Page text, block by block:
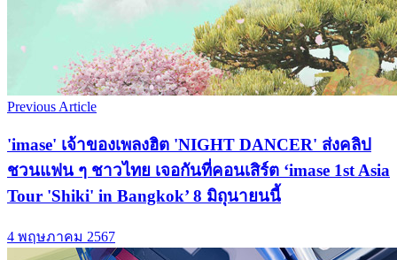
Previous Article
'imase' เจ้าของเพลงฮิต 'NIGHT DANCER' ส่งคลิป
ชวนแฟน ๆ ชาวไทย เจอกันที่คอนเสิร์ต ‘imase 1st Asia
Tour 'Shiki' in Bangkok’ 8 มิถุนายนนี้
4 พฤษภาคม 2567